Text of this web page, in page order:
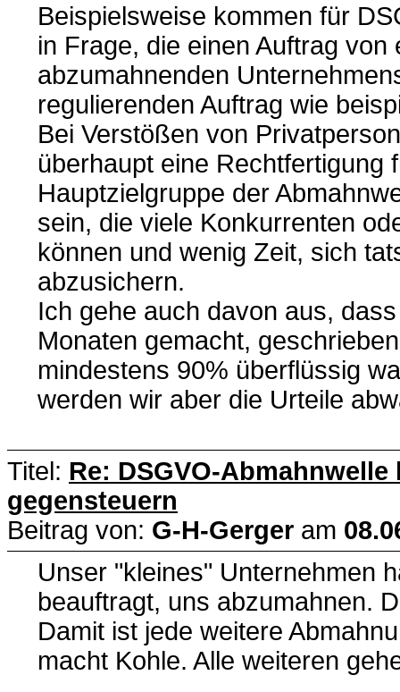
Beispielsweise kommen für
in Frage, die einen Auftrag
abzumahnenden
regulierenden Auftrag wie
Bei Verstößen von
überhaupt eine Rechtfertigung
Hauptzielgruppe der
sein, die viele Konkurrenten
können und wenig Zeit, sich
abzusichern.
Ich gehe auch davon aus,
Monaten gemacht,
mindestens 90% überflüssig
werden wir aber die Urteile
Titel: Re: DSGVO-
gegensteuern
Beitrag von: G-H-Gerger am
Unser "kleines" Unternehmen
beauftragt, uns abzumahnen.
Damit ist jede weitere
macht Kohle. Alle weiteren